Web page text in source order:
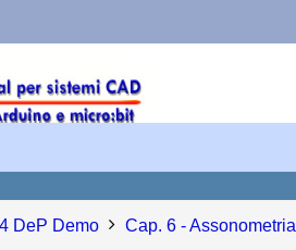
DeP Demo Cap. 6 - Assonometria